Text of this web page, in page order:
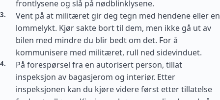
frontlysene og slå på nødblinklysene.
Vent på at militæret gir deg tegn med hendene eller en
lommelykt. Kjør sakte bort til dem, men ikke gå ut av
bilen med mindre du blir bedt om det. For å
kommunisere med militæret, rull ned sidevinduet.
På forespørsel fra en autorisert person, tillat
inspeksjon av bagasjerom og interiør. Etter
inspeksjonen kan du kjøre videre først etter tillatelse